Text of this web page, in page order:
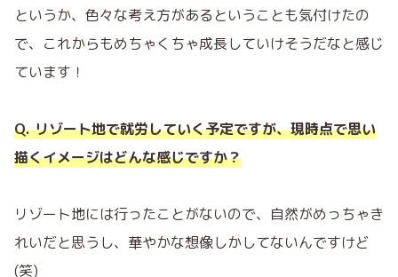
というか、色々な考え方があるということも気付けたの
で、これからもめちゃくちゃ成長していけそうだなと感じ
ています！
Q. リゾート地で就労していく予定ですが、現時点で思い
描くイメージはどんな感じですか？
リゾート地には行ったことがないので、自然がめっちゃき
れいだと思うし、華やかな想像しかしてないんですけど
(笑)